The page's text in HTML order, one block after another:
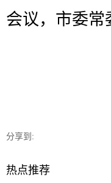
会议，市委常
分享到:
热点推荐